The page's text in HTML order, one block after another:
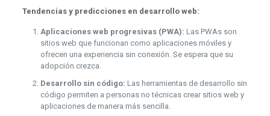
Tendencias y predicciones en desarrollo web:
Aplicaciones web progresivas (PWA): Las PWAs son
sitios web que funcionan como aplicaciones móviles y
ofrecen una experiencia sin conexión. Se espera que su
adopción crezca.
Desarrollo sin código: Las herramientas de desarrollo sin
código permiten a personas no técnicas crear sitios web y
aplicaciones de manera más sencilla.